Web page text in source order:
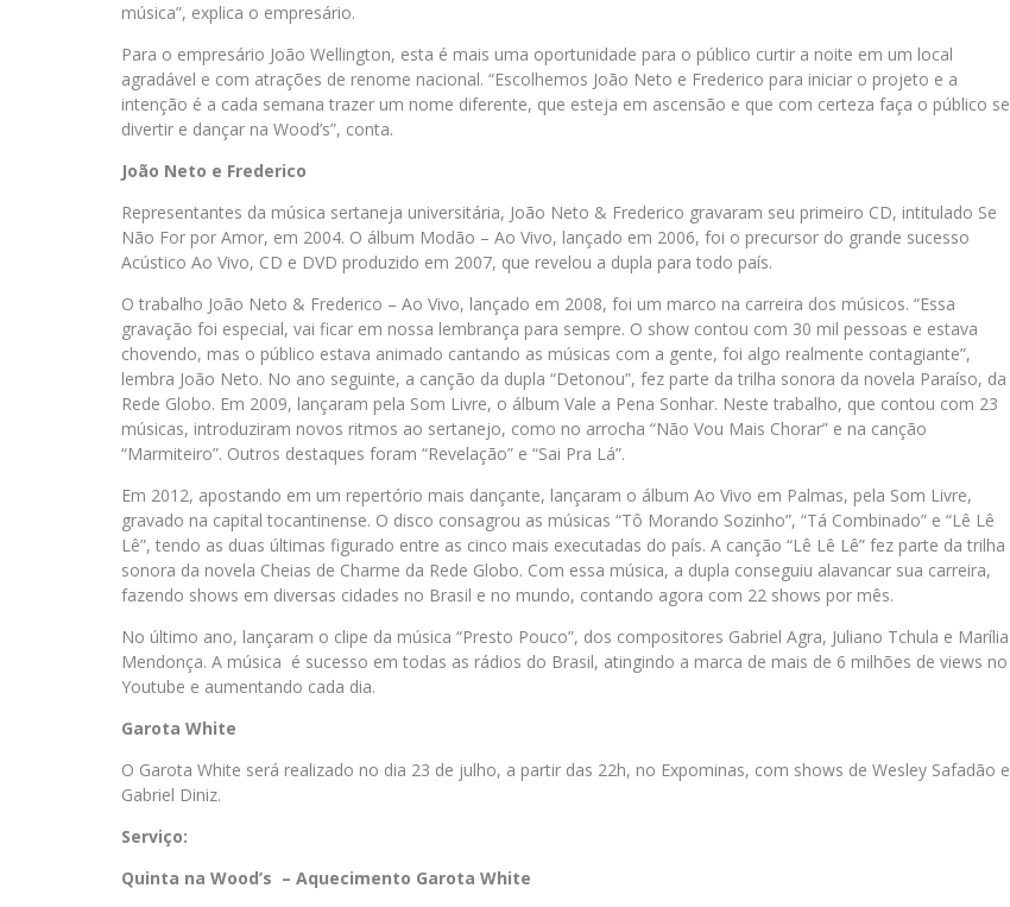
música”, explica o empresário.
Para o empresário João Wellington, esta é mais uma oportunidade para o público curtir a noite em um local
agradável e com atrações de renome nacional. “Escolhemos João Neto e Frederico para iniciar o projeto e a
intenção é a cada semana trazer um nome diferente, que esteja em ascensão e que com certeza faça o público se
divertir e dançar na Wood’s”, conta.
João Neto e Frederico
Representantes da música sertaneja universitária, João Neto & Frederico gravaram seu primeiro CD, intitulado Se
Não For por Amor, em 2004. O álbum Modão – Ao Vivo, lançado em 2006, foi o precursor do grande sucesso
Acústico Ao Vivo, CD e DVD produzido em 2007, que revelou a dupla para todo país.
O trabalho João Neto & Frederico – Ao Vivo, lançado em 2008, foi um marco na carreira dos músicos. “Essa
gravação foi especial, vai ficar em nossa lembrança para sempre. O show contou com 30 mil pessoas e estava
chovendo, mas o público estava animado cantando as músicas com a gente, foi algo realmente contagiante”,
lembra João Neto. No ano seguinte, a canção da dupla “Detonou”, fez parte da trilha sonora da novela Paraíso, da
Rede Globo. Em 2009, lançaram pela Som Livre, o álbum Vale a Pena Sonhar. Neste trabalho, que contou com 23
músicas, introduziram novos ritmos ao sertanejo, como no arrocha “Não Vou Mais Chorar” e na canção
“Marmiteiro”. Outros destaques foram “Revelação” e “Sai Pra Lá”.
Em 2012, apostando em um repertório mais dançante, lançaram o álbum Ao Vivo em Palmas, pela Som Livre,
gravado na capital tocantinense. O disco consagrou as músicas “Tô Morando Sozinho”, “Tá Combinado” e “Lê Lê
Lê”, tendo as duas últimas figurado entre as cinco mais executadas do país. A canção “Lê Lê Lê” fez parte da trilha
sonora da novela Cheias de Charme da Rede Globo. Com essa música, a dupla conseguiu alavancar sua carreira,
fazendo shows em diversas cidades no Brasil e no mundo, contando agora com 22 shows por mês.
No último ano, lançaram o clipe da música “Presto Pouco”, dos compositores Gabriel Agra, Juliano Tchula e Marília
Mendonça. A música é sucesso em todas as rádios do Brasil, atingindo a marca de mais de 6 milhões de views no
Youtube e aumentando cada dia.
Garota White
O Garota White será realizado no dia 23 de julho, a partir das 22h, no Expominas, com shows de Wesley Safadão e
Gabriel Diniz.
Serviço:
Quinta na Wood’s – Aquecimento Garota White